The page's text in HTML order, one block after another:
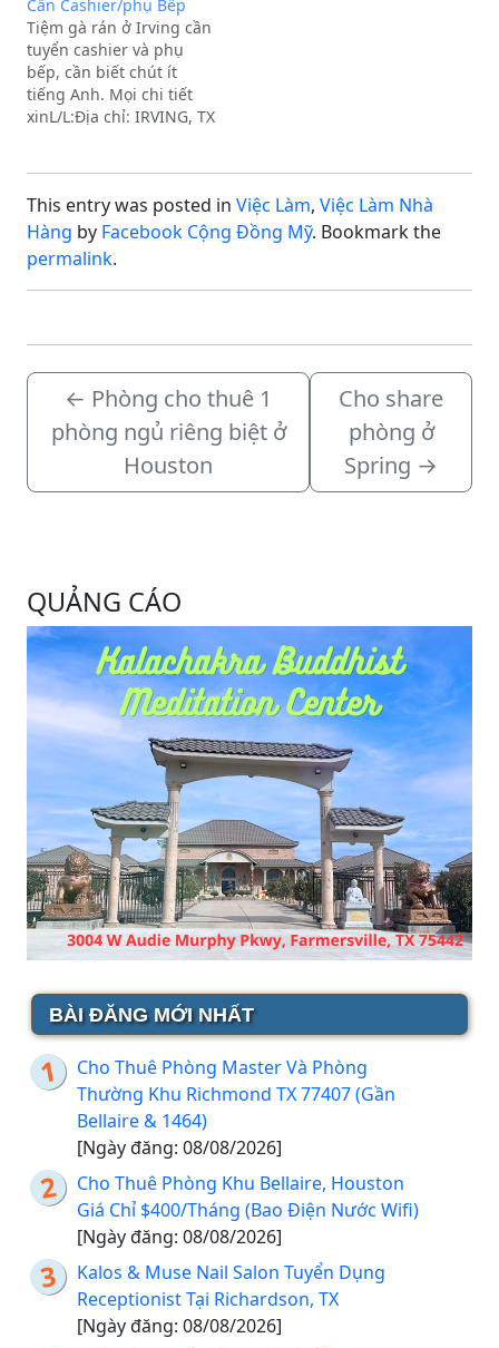
Cần Cashier/phụ Bếp
Tiệm gà rán ở Irving cần
tuyển cashier và phụ
bếp, cần biết chút ít
tiếng Anh. Mọi chi tiết
xinL/L:Địa chỉ: IRVING, TX
This entry was posted in Việc Làm, Việc Làm Nhà
Hàng by Facebook Cộng Đồng Mỹ. Bookmark the
permalink.
← Phòng cho thuê 1
phòng ngủ riêng biệt ở
Houston
Cho share
phòng ở
Spring →
QUẢNG CÁO
BÀI ĐĂNG MỚI NHẤT
Cho Thuê Phòng Master Và Phòng
Thường Khu Richmond TX 77407 (Gần
Bellaire & 1464)
[Ngày đăng: 08/08/2026]
Cho Thuê Phòng Khu Bellaire, Houston
Giá Chỉ $400/Tháng (Bao Điện Nước Wifi)
[Ngày đăng: 08/08/2026]
Kalos & Muse Nail Salon Tuyển Dụng
Receptionist Tại Richardson, TX
[Ngày đăng: 08/08/2026]